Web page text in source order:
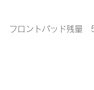
フロントパッド残量